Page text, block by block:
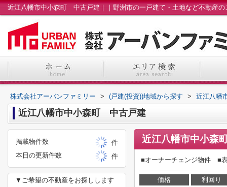
株式会社アーバンファミリー > (戸建(投資))地域から探す > 近江八幡
近江八幡市中小森町 中古戸建
近江八幡市中小森
■オーナーチェンジ物件 ■
価格 利回り
掲載物件数
件
本日の更新件数
件
▼ご希望の不動産をお探しします